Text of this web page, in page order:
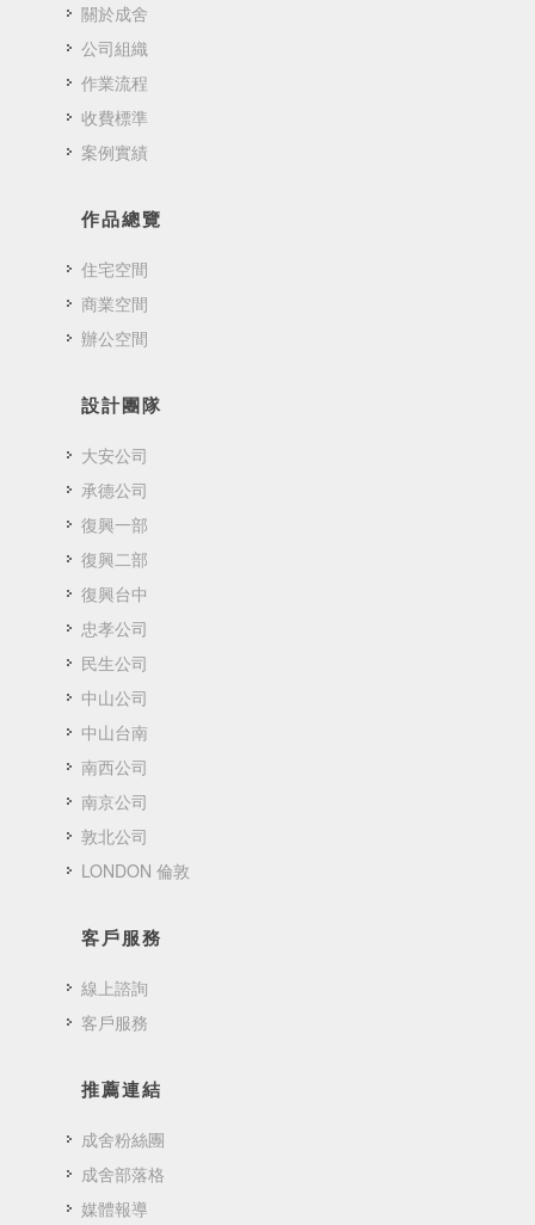
關於成舍
公司組織
作業流程
收費標準
案例實績
作品總覽
住宅空間
商業空間
辦公空間
設計團隊
大安公司
承德公司
復興一部
復興二部
復興台中
忠孝公司
民生公司
中山公司
中山台南
南西公司
南京公司
敦北公司
LONDON 倫敦
客戶服務
線上諮詢
客戶服務
推薦連結
成舍粉絲團
成舍部落格
媒體報導